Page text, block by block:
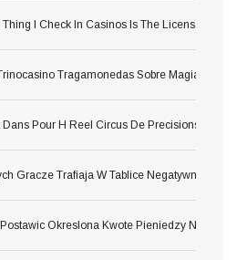
I Check In Casinos Is The Licenses
Tragamonedas Sobre Magia
Pour H Reel Circus De Precisions
Gracze Trafiaja W Tablice Negatywnych
Okreslona Kwote Pieniedzy Na